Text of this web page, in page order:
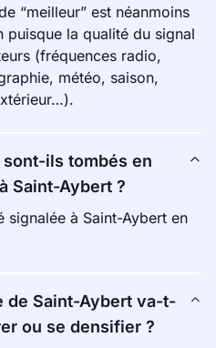
“meilleur” est néanmoins
la qualité du signal
(fréquences radio,
météo, saison,
ils tombés en
Saint-Aybert ?
signalée à Saint-Aybert en
de Saint-Aybert va-t-
ou se densifier ?